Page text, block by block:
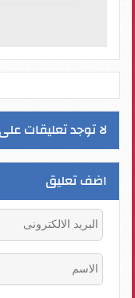
لا توجد تعليقات
اضف تعليق